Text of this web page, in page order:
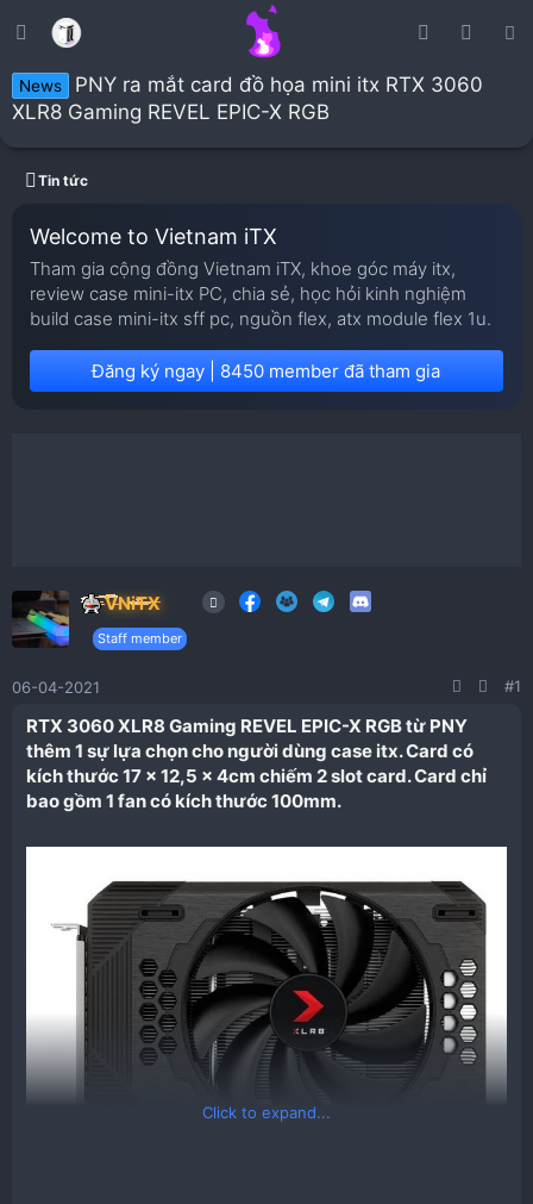
News
PNY ra mắt card đồ họa mini itx RTX 3060
XLR8 Gaming REVEL EPIC-X RGB
Tin tức
Welcome to Vietnam iTX
Tham gia cộng đồng Vietnam iTX, khoe góc máy itx,
review case mini-itx PC, chia sẻ, học hỏi kinh nghiệm
build case mini-itx sff pc, nguồn flex, atx module flex 1u.
Đăng ký ngay | 8450 member đã tham gia
VNiTX
Staff member
06-04-2021 #1
RTX 3060 XLR8 Gaming REVEL EPIC-X RGB từ PNY
thêm 1 sự lựa chọn cho người dùng case itx. Card có
kích thước 17 x 12,5 x 4cm chiếm 2 slot card. Card chỉ
bao gồm 1 fan có kích thước 100mm.​
Click to expand...